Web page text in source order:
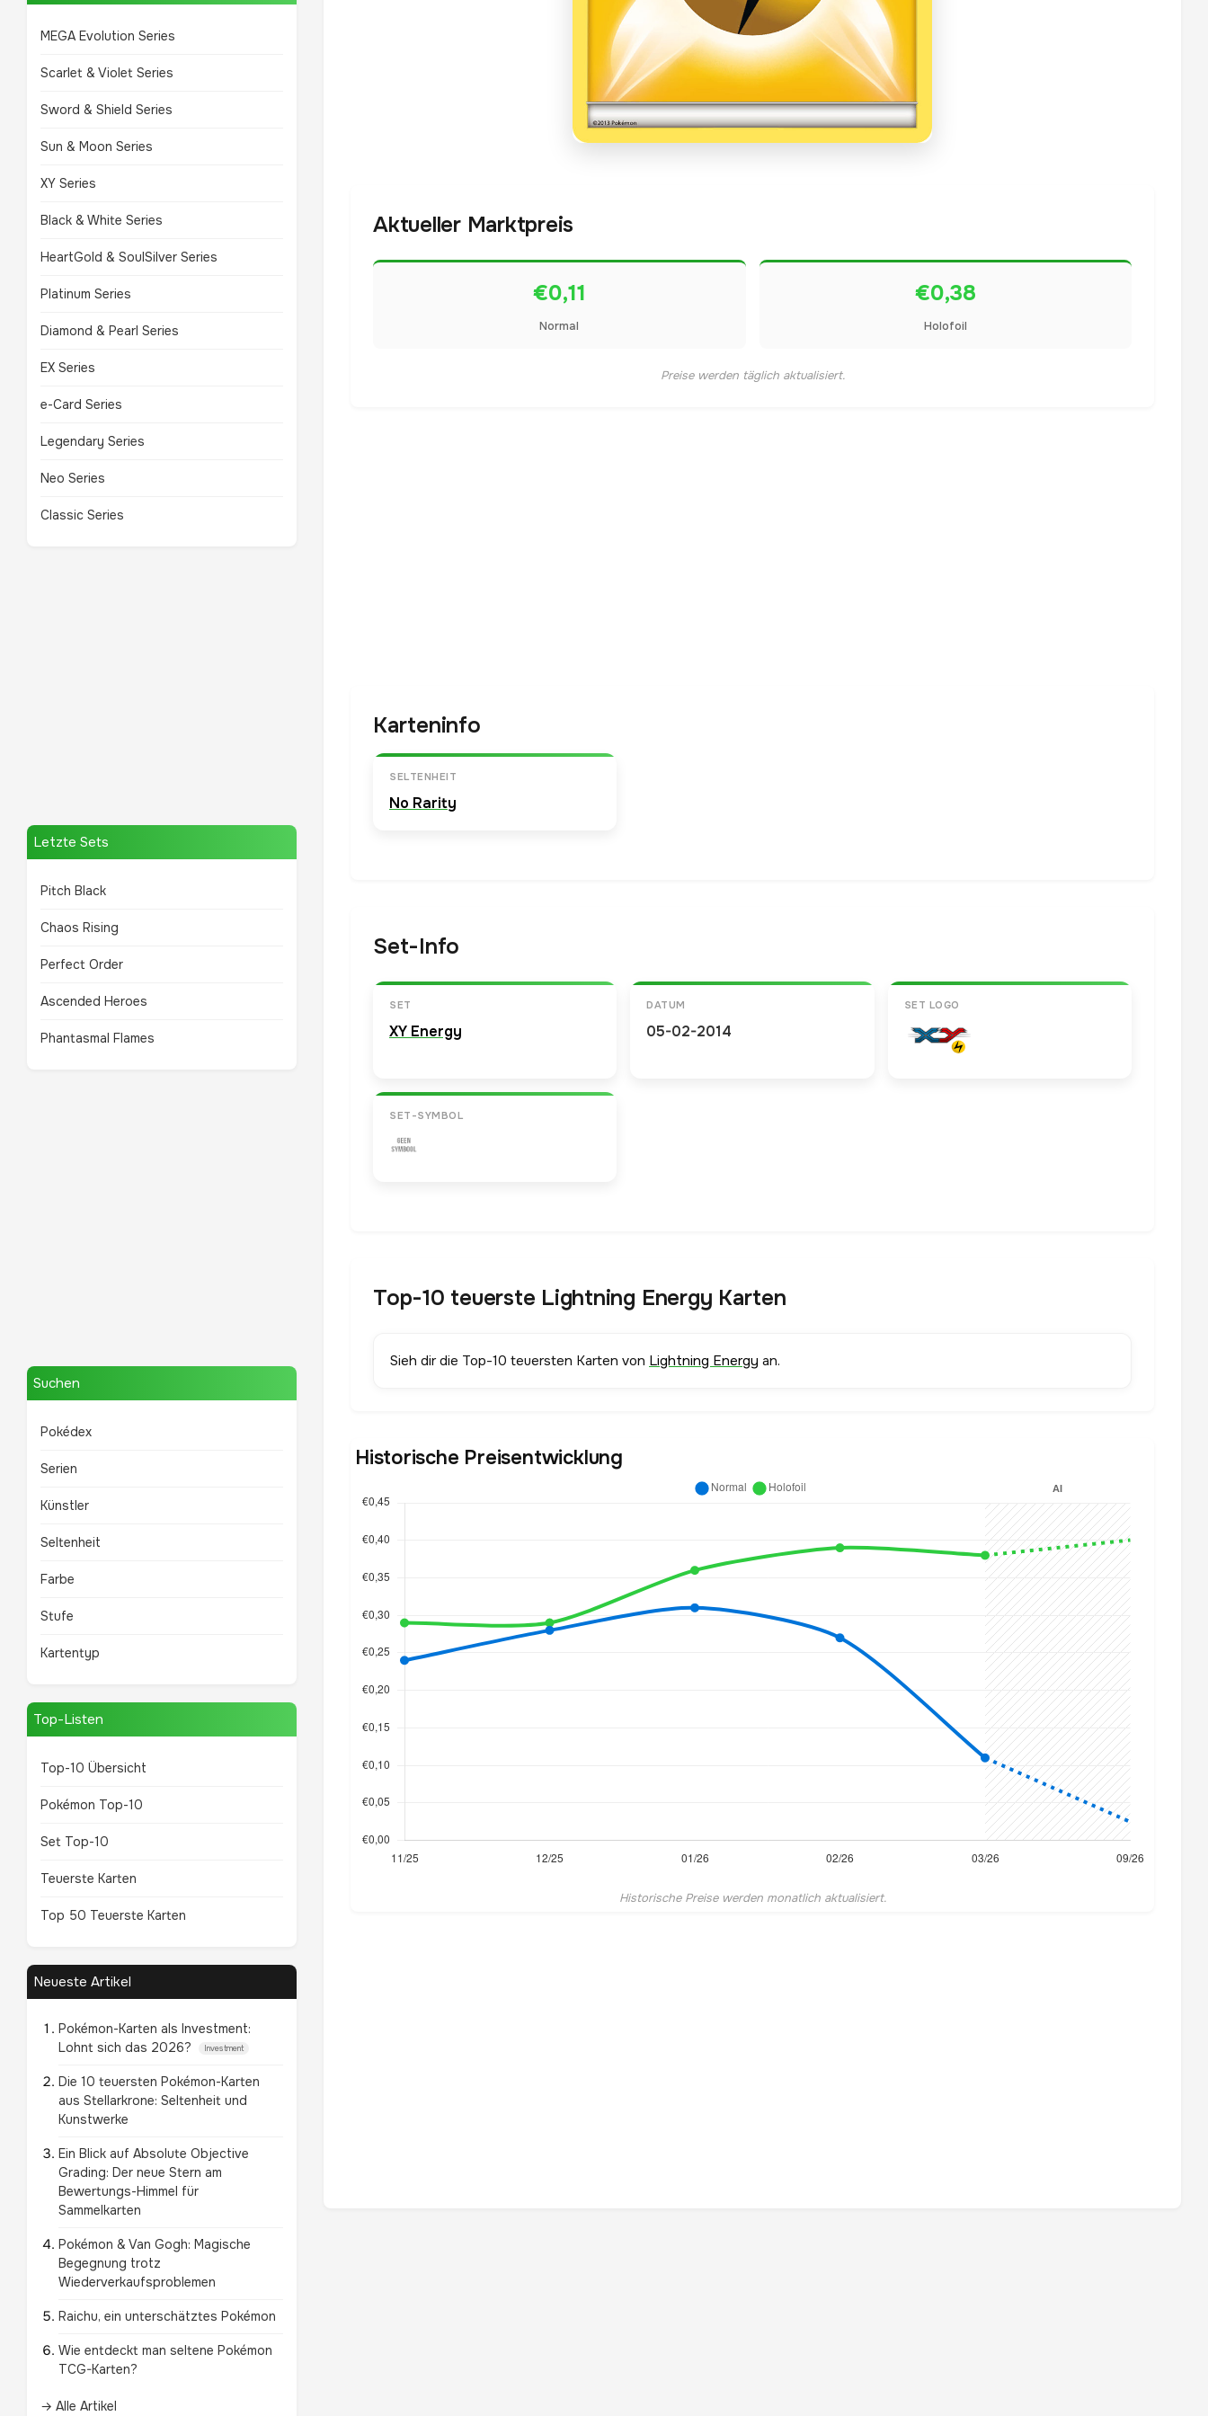
MEGA Evolution Series
Scarlet & Violet Series
Sword & Shield Series
Sun & Moon Series
XY Series
Black & White Series
HeartGold & SoulSilver Series
Platinum Series
Diamond & Pearl Series
EX Series
e-Card Series
Legendary Series
Neo Series
Classic Series
Letzte Sets
Pitch Black
Chaos Rising
Perfect Order
Ascended Heroes
Phantasmal Flames
TOP 10 POKÉMON
Suchen
Pokédex
Serien
Künstler
Seltenheit
Farbe
Stufe
Kartentyp
Top-Listen
Top-10 Übersicht
Pokémon Top-10
Set Top-10
Teuerste Karten
Top 50 Teuerste Karten
Neueste Artikel
Pokémon-Karten als Investment:
Lohnt sich das 2026?
Investment
Die 10 teuersten Pokémon-Karten
aus Stellarkrone: Seltenheit und
Kunstwerke
Ein Blick auf Absolute Objective
Grading: Der neue Stern am
Bewertungs-Himmel für
Sammelkarten
Pokémon & Van Gogh: Magische
Begegnung trotz
Wiederverkaufsproblemen
Raichu, ein unterschätztes Pokémon
Wie entdeckt man seltene Pokémon
TCG-Karten?
→ Alle Artikel
Aktueller Marktpreis
€0,11
Normal
€0,38
Holofoil
Preise werden täglich aktualisiert.
Karteninfo
SELTENHEIT
No Rarity
Set-Info
SET
XY Energy
DATUM
05-02-2014
SET LOGO
SET-SYMBOL
Top-10 teuerste Lightning Energy Karten
Sieh dir die Top-10 teuersten Karten von Lightning Energy an.
Historische Preisentwicklung
Historische Preise werden monatlich aktualisiert.